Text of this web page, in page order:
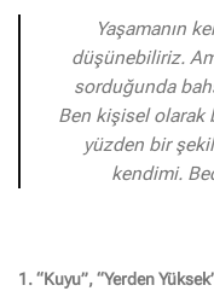
Yaşamanın
düşünebiliriz.
sorduğunda
Ben kişisel olarak
yüzden bir
kendimi.
1. “Kuyu”, “Yerden